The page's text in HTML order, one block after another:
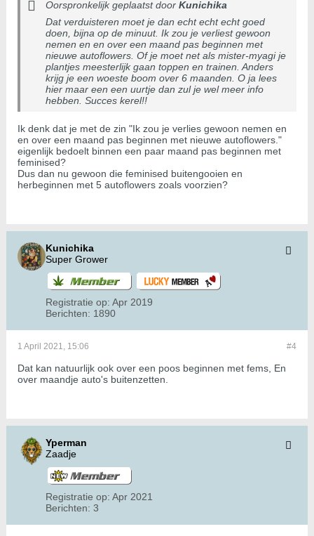
Oorspronkelijk geplaatst door Kunichika
Dat verduisteren moet je dan echt echt echt goed
doen, bijna op de minuut. Ik zou je verliest gewoon
nemen en en over een maand pas beginnen met
nieuwe autoflowers. Of je moet net als mister-myagi je
plantjes meesterlijk gaan toppen en trainen. Anders
krijg je een woeste boom over 6 maanden. O ja lees
hier maar een een uurtje dan zul je wel meer info
hebben. Succes kerel!!
Ik denk dat je met de zin "Ik zou je verlies gewoon nemen en
en over een maand pas beginnen met nieuwe autoflowers."
eigenlijk bedoelt binnen een paar maand pas beginnen met
feminised?
Dus dan nu gewoon die feminised buitengooien en
herbeginnen met 5 autoflowers zoals voorzien?
Kunichika
Super Grower
Registratie op: Apr 2019
Berichten: 1890
#4
1 April 2021, 15:06
Dat kan natuurlijk ook over een poos beginnen met fems, En
over maandje auto's buitenzetten.
Yperman
Zaadje
Registratie op: Apr 2021
Berichten: 3